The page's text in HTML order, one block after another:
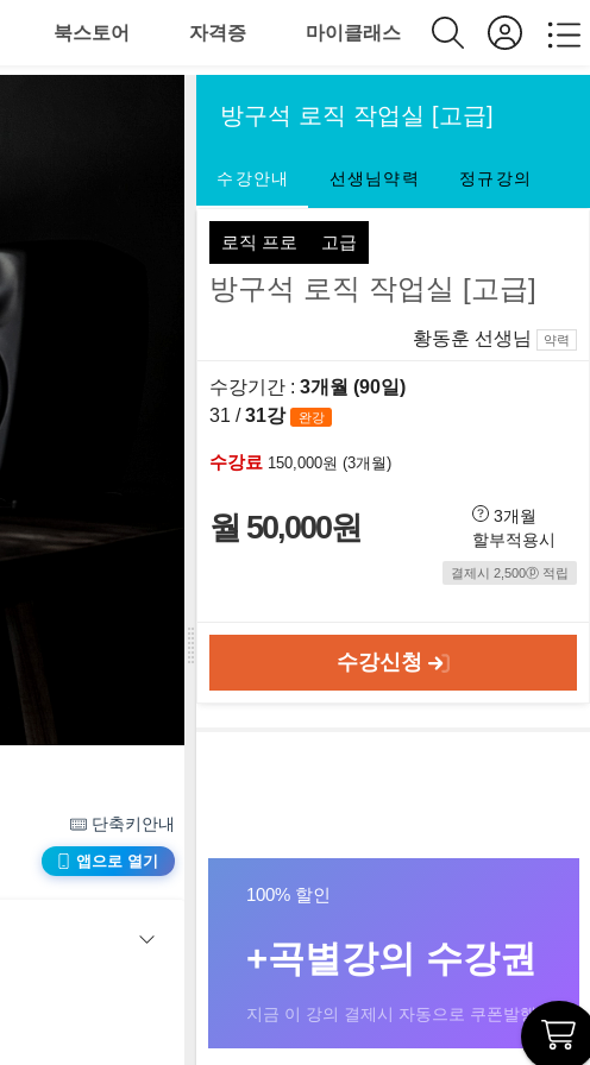
북스토어 자격증 마이클래스
단축키안내
앱으로 열기
방구석 로직 작업실 [고급]
수강안내 선생님약력 정규강의
로직 프로 고급
방구석 로직 작업실 [고급]
황동훈 선생님 약력
수강기간 : 3개월 (90일)
31 /31강 완강
수강료 150,000원 (3개월)
월 50,000원
3개월
할부적용시
결제시 2,500ⓟ 적립
수강신청
100% 할인
+곡별강의 수강권
지금 이 강의 결제시 자동으로 쿠폰발행!